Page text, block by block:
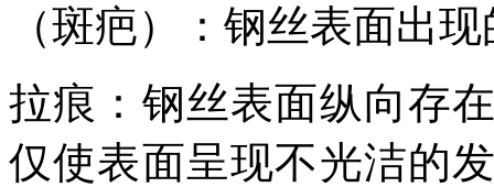
（斑疤）：钢丝表面出
拉痕：钢丝表面纵向存
仅使表面呈现不光洁的